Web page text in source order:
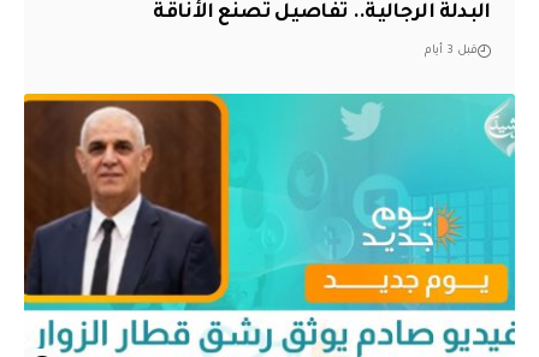
البدلة الرجالية.. تفاصيل تصنع الأناقة
قبل 3 أيام